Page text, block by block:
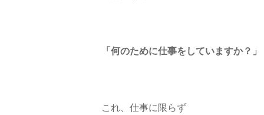
「何のために仕事をしていますか？」
これ、仕事に限らず